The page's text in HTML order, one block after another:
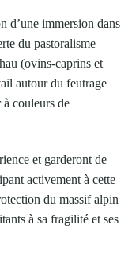
d’une immersion dans
du pastoralisme
(ovins-caprins et
autour du feutrage
à couleurs de
et garderont de
activement à cette
du massif alpin
à sa fragilité et ses